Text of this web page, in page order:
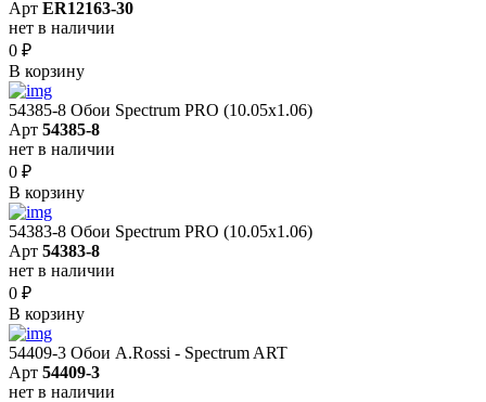
Арт ER12163-30
нет в наличии
0 ₽
В корзину
54385-8 Обои Spectrum PRO (10.05х1.06)
Арт 54385-8
нет в наличии
0 ₽
В корзину
54383-8 Обои Spectrum PRO (10.05х1.06)
Арт 54383-8
нет в наличии
0 ₽
В корзину
54409-3 Обои A.Rossi - Spectrum ART
Арт 54409-3
нет в наличии